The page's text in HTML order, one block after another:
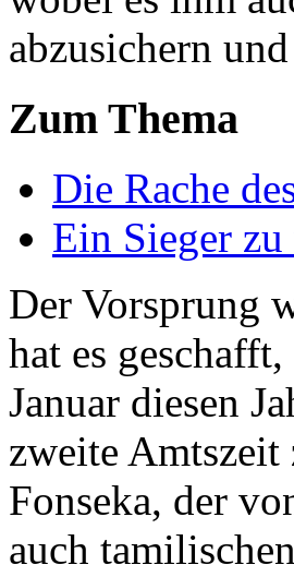
abzusichern
Zum Thema
Die Rache
Ein Sieger
Der Vorsprung
hat es
Januar diesen
zweite Amtszeit
Fonseka, der
auch